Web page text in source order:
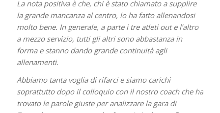
La nota positiva è che, chi è stato chiamato a supplire
la grande mancanza al centro, lo ha fatto allenandosi
molto bene. In generale, a parte i tre atleti out e l’altro
a mezzo servizio, tutti gli altri sono abbastanza in
forma e stanno dando grande continuità agli
allenamenti.
Abbiamo tanta voglia di rifarci e siamo carichi
soprattutto dopo il colloquio con il nostro coach che ha
trovato le parole giuste per analizzare la gara di